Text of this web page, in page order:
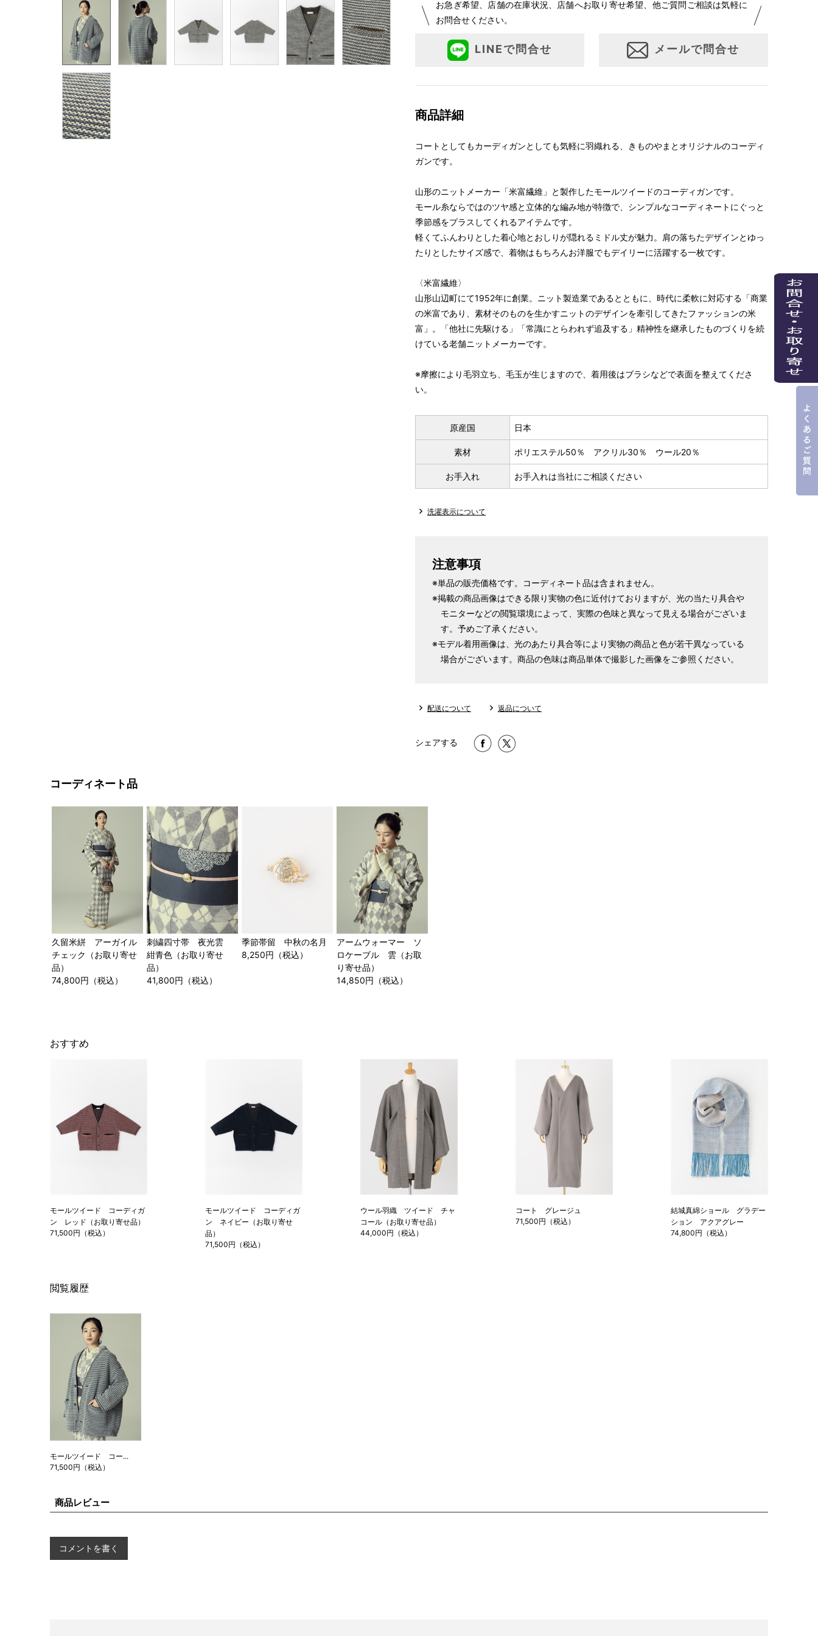
お急ぎ希望、店舗の在庫状況、店舗へお取り寄せ希望、他ご質問ご相談は気軽に
お問合せください。
LINEで問合せ メールで問合せ
商品詳細
コートとしてもカーディガンとしても気軽に羽織れる、きものやまとオリジナルのコーディ
ガンです。
山形のニットメーカー「米富繊維」と製作したモールツイードのコーディガンです。
モール糸ならではのツヤ感と立体的な編み地が特徴で、シンプルなコーディネートにぐっと
季節感をプラスしてくれるアイテムです。
軽くてふんわりとした着心地とおしりが隠れるミドル丈が魅力。肩の落ちたデザインとゆっ
たりとしたサイズ感で、着物はもちろんお洋服でもデイリーに活躍する一枚です。
〈米富繊維〉
山形山辺町にて1952年に創業。ニット製造業であるとともに、時代に柔軟に対応する「商業
の米富であり、素材そのものを生かすニットのデザインを牽引してきたファッションの米
富」。「他社に先駆ける」「常識にとらわれず追及する」精神性を継承したものづくりを続
けている老舗ニットメーカーです。
※摩擦により毛羽立ち、毛玉が生じますので、着用後はブラシなどで表面を整えてくださ
い。
原産国 日本
素材 ポリエステル50％ アクリル30％ ウール20％
お手入れ お手入れは当社にご相談ください
洗濯表示について
注意事項
※単品の販売価格です。コーディネート品は含まれません。
※掲載の商品画像はできる限り実物の色に近付けておりますが、光の当たり具合や
モニターなどの閲覧環境によって、実際の色味と異なって見える場合がございま
す。予めご了承ください。
※モデル着用画像は、光のあたり具合等により実物の商品と色が若干異なっている
場合がございます。商品の色味は商品単体で撮影した画像をご参照ください。
配送について 返品について
シェアする
コーディネート品
久留米絣 アーガイル
チェック（お取り寄せ
品）
74,800円（税込）
刺繍四寸帯 夜光雲
紺青色（お取り寄せ
品）
41,800円（税込）
季節帯留 中秋の名月
8,250円（税込）
アームウォーマー ソ
ロケーブル 雲（お取
り寄せ品）
14,850円（税込）
おすすめ
モールツイード コーディガ
ン レッド（お取り寄せ品）
71,500円（税込）
モールツイード コーディガ
ン ネイビー（お取り寄せ
品）
71,500円（税込）
ウール羽織 ツイード チャ
コール（お取り寄せ品）
44,000円（税込）
コート グレージュ
71,500円（税込）
結城真綿ショール グラデー
ション アクアグレー
74,800円（税込）
閲覧履歴
モールツイード コー...
71,500円（税込）
商品レビュー
コメントを書く